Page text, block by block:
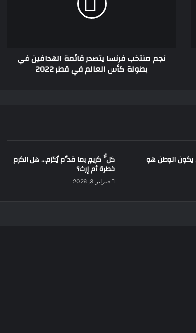
كتاب جديد يوثق حائل قبل التاريخ والهديرس
يكشف فصولاً مدهشة من تاريخ المنطقة
العالمنجم منتخب فرنسا يتصدر قائمة الهدافين في
بطولة كأس العالم في قطر 2022
يكون الوطن هو كلُّ كريمٍ بما قدَّم يُكرَم… هل الكرم
فطرة أم إرث؟
فبراير 3, 2026